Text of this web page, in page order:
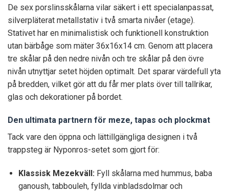
De sex porslinsskålarna vilar säkert i ett specialanpassat,
silverpläterat metallstativ i två smarta nivåer (etage).
Stativet har en minimalistisk och funktionell konstruktion
utan bärbåge som mäter 36x16x14 cm. Genom att placera
tre skålar på den nedre nivån och tre skålar på den övre
nivån utnyttjar setet höjden optimalt. Det sparar värdefull yta
på bredden, vilket gör att du får mer plats över till tallrikar,
glas och dekorationer på bordet.
Den ultimata partnern för meze, tapas och plockmat
Tack vare den öppna och lättillgängliga designen i två
trappsteg är Nyponros-setet som gjort för:
Klassisk Mezekväll:Fyll skålarna med hummus, baba
ganoush, tabbouleh, fyllda vinbladsdolmar och